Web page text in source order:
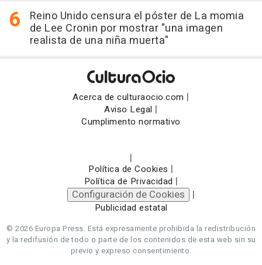
Reino Unido censura el póster de La momia
de Lee Cronin por mostrar "una imagen
realista de una niña muerta"
Acerca de culturaocio.com |
Aviso Legal |
Cumplimento normativo
|
Política de Cookies |
Política de Privacidad |
Configuración de Cookies |
Publicidad estatal
© 2026 Europa Press. Está expresamente prohibida la redistribución
y la redifusión de todo o parte de los contenidos de esta web sin su
previo y expreso consentimiento.